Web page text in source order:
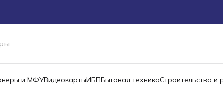
и МФУВидеокартыИБПБытовая техникаСтроительство и